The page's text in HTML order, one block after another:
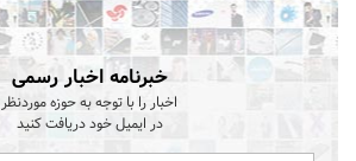
خبرنامه اخبار رسمی
اخبار را با توجه به حوزه موردنظر
در ایمیل خود دریافت کنید